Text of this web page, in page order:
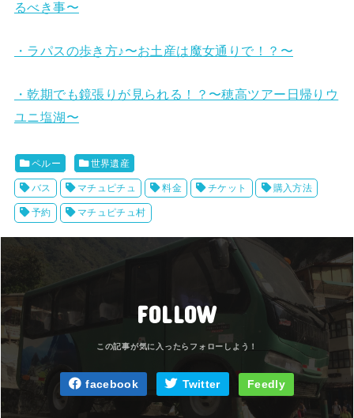
るべき事〜
・ラパスの歩き方♪〜お土産は魔女通りで！？〜
・乾期でも鏡張りが見られる！？〜穂高ツアー日帰りウ
ユニ塩湖〜
ペルー 世界遺産
バス マチュピチュ 料金 チケット 購入方法
予約 マチュピチュ村
FOLLOW
facebook Twitter Feedly